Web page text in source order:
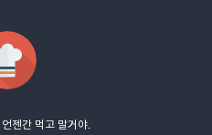
언젠간 먹고 말거야.